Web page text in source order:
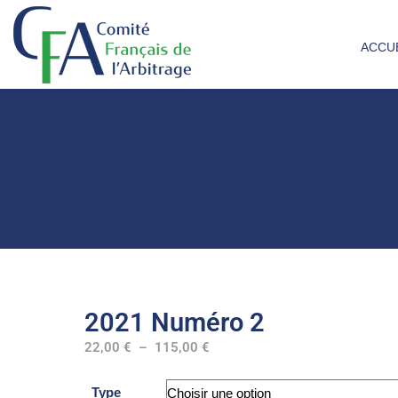
2021 Numéro 2
22,00 € – 115,00 €
Type